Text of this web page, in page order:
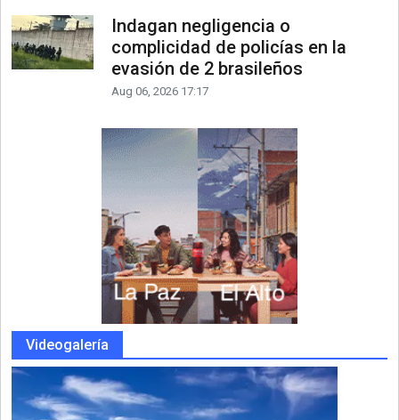
Indagan negligencia o
complicidad de policías en la
evasión de 2 brasileños
Aug 06, 2026 17:17
Videogalería